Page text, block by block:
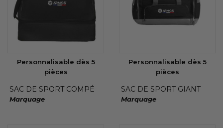
Personnalisable dès 5
pièces
SAC DE SPORT COMPÉ
Marquage
Personnalisable dès 5
pièces
SAC DE SPORT GIANT
Marquage